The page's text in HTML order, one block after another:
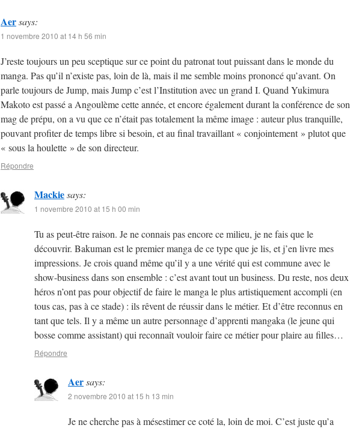
Aersays:
1 novembre 2010 at 14 h 56 min
J’reste toujours un peu sceptique sur ce point du patronat tout puissant dans le monde du
manga. Pas qu’il n’existe pas, loin de là, mais il me semble moins prononcé qu’avant. On
parle toujours de Jump, mais Jump c’est l’Institution avec un grand I. Quand Yukimura
Makoto est passé a Angoulème cette année, et encore également durant la conférence de son
mag de prépu, on a vu que ce n’était pas totalement la même image : auteur plus tranquille,
pouvant profiter de temps libre si besoin, et au final travaillant « conjointement » plutot que
« sous la houlette » de son directeur.
Répondre
Mackiesays:
1 novembre 2010 at 15 h 00 min
Tu as peut-être raison. Je ne connais pas encore ce milieu, je ne fais que le
découvrir. Bakuman est le premier manga de ce type que je lis, et j’en livre mes
impressions. Je crois quand même qu’il y a une vérité qui est commune avec le
show-business dans son ensemble : c’est avant tout un business. Du reste, nos deux
héros n’ont pas pour objectif de faire le manga le plus artistiquement accompli (en
tous cas, pas à ce stade) : ils rêvent de réussir dans le métier. Et d’être reconnus en
tant que tels. Il y a même un autre personnage d’apprenti mangaka (le jeune qui
bosse comme assistant) qui reconnaît vouloir faire ce métier pour plaire au filles…
Répondre
Aersays:
2 novembre 2010 at 15 h 13 min
Je ne cherche pas à mésestimer ce coté la, loin de moi. C’est juste qu’a